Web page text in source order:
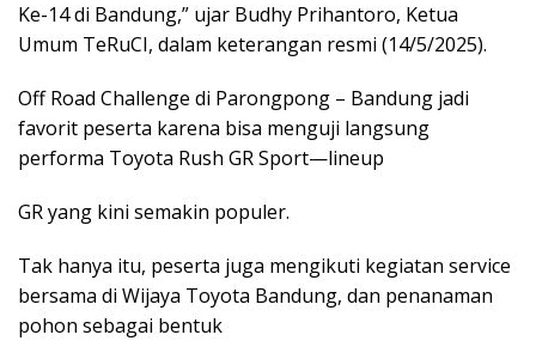
Ke-14 di Bandung,” ujar Budhy Prihantoro, Ketua
Umum TeRuCI, dalam keterangan resmi (14/5/2025).
Off Road Challenge di Parongpong – Bandung jadi
favorit peserta karena bisa menguji langsung
performa Toyota Rush GR Sport—lineup
GR yang kini semakin populer.
Tak hanya itu, peserta juga mengikuti kegiatan service
bersama di Wijaya Toyota Bandung, dan penanaman
pohon sebagai bentuk